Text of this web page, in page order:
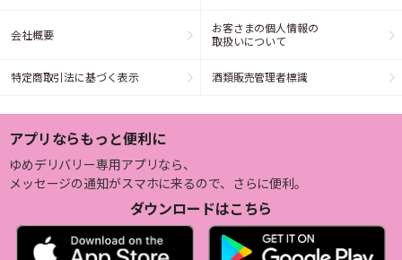
会社概要
お客さまの個人情報の
取扱いについて
特定商取引法に基づく表示 酒類販売管理者標識
アプリならもっと便利に
ゆめデリバリー専用アプリなら、
メッセージの通知がスマホに来るので、さらに便利。
ダウンロードはこちら